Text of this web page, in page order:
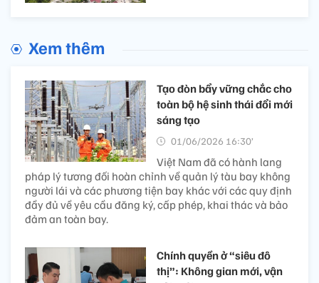
Xem thêm
Tạo đòn bẩy vững chắc cho
toàn bộ hệ sinh thái đổi mới
sáng tạo
01/06/2026 16:30’
Việt Nam đã có hành lang
pháp lý tương đối hoàn chỉnh về quản lý tàu bay không
người lái và các phương tiện bay khác với các quy định
đầy đủ về yêu cầu đăng ký, cấp phép, khai thác và bảo
đảm an toàn bay.
Chính quyền ở “siêu đô
thị”: Không gian mới, vận